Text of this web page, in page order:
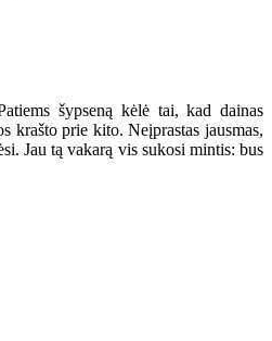
šypseną kėlė tai, kad dainas
krašto prie kito. Neįprastas jausmas,
Jau tą vakarą vis sukosi mintis: bus